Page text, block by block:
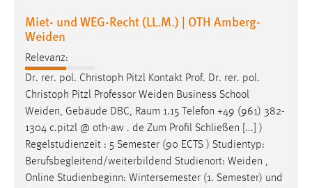
Miet- und WEG-Recht (LL.M.) | OTH Amberg-
Weiden
Relevanz:
Dr. rer. pol. Christoph Pitzl Kontakt Prof. Dr. rer. pol.
Christoph Pitzl Professor Weiden Business School
Weiden, Gebäude DBC, Raum 1.15 Telefon +49 (961) 382-
1304 c.pitzl @ oth-aw . de Zum Profil Schließen [...] )
Regelstudienzeit : 5 Semester (90 ECTS ) Studientyp:
Berufsbegleitend/weiterbildend Studienort: Weiden ,
Online Studienbeginn: Wintersemester (1. Semester) und